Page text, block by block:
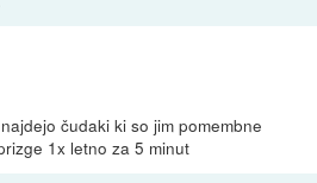
čudaki ki so jim pomembne
1x letno za 5 minut